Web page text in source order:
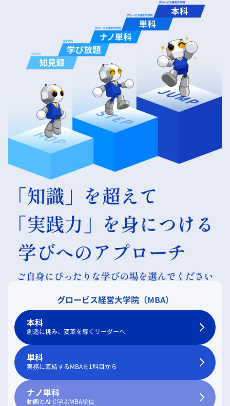
グロービス経営大学院（MBA）
本科
創造に挑み、変革を導くリーダーへ
単科
実務に直結するMBAを1科目から
ナノ単科
動画とAIで学ぶMBA単位